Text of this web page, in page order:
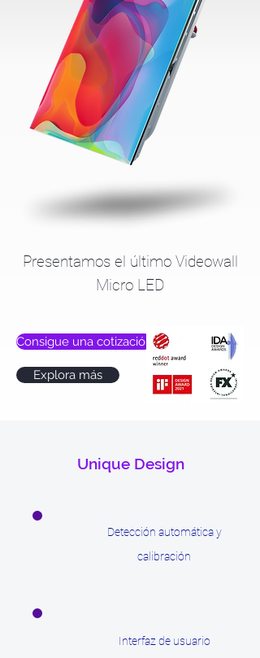
Presentamos el último Videowall
Micro LED
Consigue una cotización
Explora más
Unique Design
Detección automática y
calibración
Interfaz de usuario